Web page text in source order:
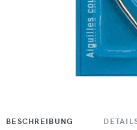
BESCHREIBUNG